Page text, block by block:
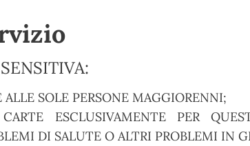
SOLE PERSONE MAGGIORENNI;
ESCLUSIVAMENTE PER
DI SALUTE O ALTRI PROBLEMI IN